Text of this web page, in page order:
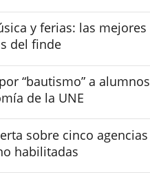
y ferias: las mejores
del finde
“bautismo” a alumnos
de la UNE
sobre cinco agencias
habilitadas